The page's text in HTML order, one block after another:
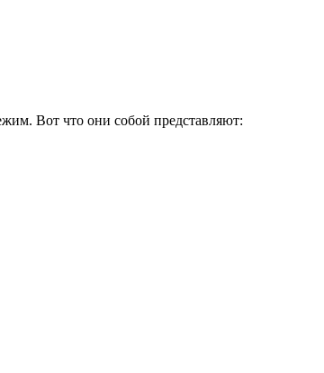
Вот что они собой представляют: